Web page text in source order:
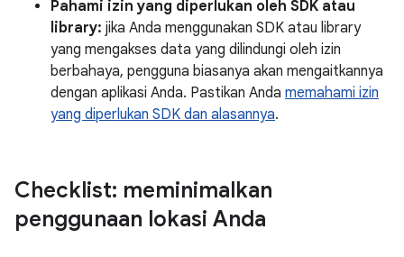
Pahami izin yang diperlukan oleh SDK atau
library: jika Anda menggunakan SDK atau library
yang mengakses data yang dilindungi oleh izin
berbahaya, pengguna biasanya akan mengaitkannya
dengan aplikasi Anda. Pastikan Anda memahami izin
yang diperlukan SDK dan alasannya.
Checklist: meminimalkan
penggunaan lokasi Anda